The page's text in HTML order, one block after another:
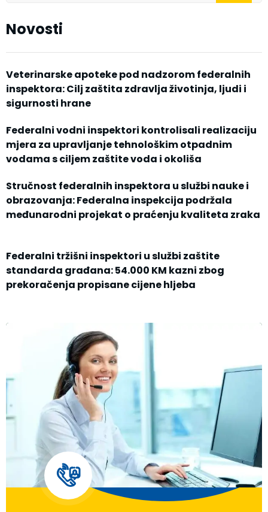
Novosti
Veterinarske apoteke pod nadzorom federalnih
inspektora: Cilj zaštita zdravlja životinja, ljudi i
sigurnosti hrane
Federalni vodni inspektori kontrolisali realizaciju
mjera za upravljanje tehnološkim otpadnim
vodama s ciljem zaštite voda i okoliša
Stručnost federalnih inspektora u službi nauke i
obrazovanja: Federalna inspekcija podržala
međunarodni projekat o praćenju kvaliteta zraka
Federalni tržišni inspektori u službi zaštite
standarda građana: 54.000 KM kazni zbog
prekoračenja propisane cijene hljeba